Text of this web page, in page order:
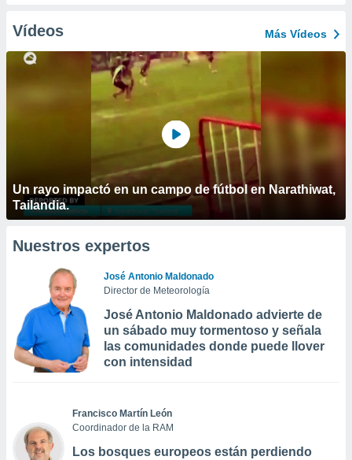
Vídeos Más Vídeos
Un rayo impactó en un campo de fútbol en Narathiwat,
Tailandia.
Nuestros expertos
José Antonio Maldonado
Director de Meteorología
José Antonio Maldonado advierte de
un sábado muy tormentoso y señala
las comunidades donde puede llover
con intensidad
Francisco Martín León
Coordinador de la RAM
Los bosques europeos están perdiendo